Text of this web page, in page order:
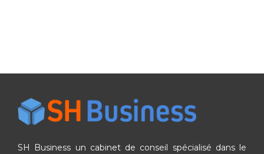
SH Business un cabinet de conseil spécialisé dans le